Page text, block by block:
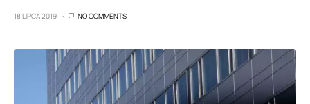
18 LIPCA 2019 NO COMMENTS